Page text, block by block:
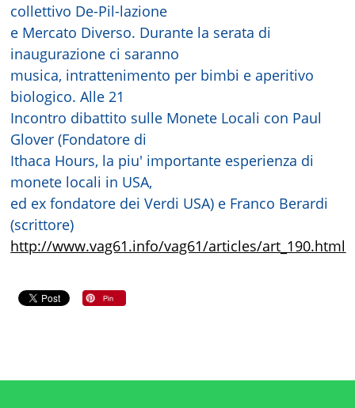
collettivo De-Pil-lazione
e Mercato Diverso. Durante la serata di
inaugurazione ci saranno
musica, intrattenimento per bimbi e aperitivo
biologico. Alle 21
Incontro dibattito sulle Monete Locali con Paul
Glover (Fondatore di
Ithaca Hours, la piu' importante esperienza di
monete locali in USA,
ed ex fondatore dei Verdi USA) e Franco Berardi
(scrittore)
http://www.vag61.info/vag61/articles/art_190.html